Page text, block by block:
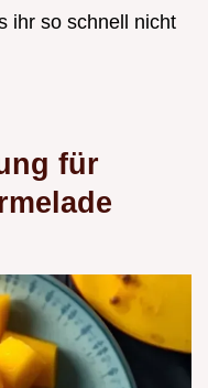
ihr so schnell nicht
für